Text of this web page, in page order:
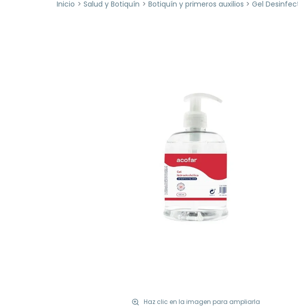
Inicio Salud y Botiquín Botiquín y primeros auxilios Gel
Haz clic en la imagen para ampliarla